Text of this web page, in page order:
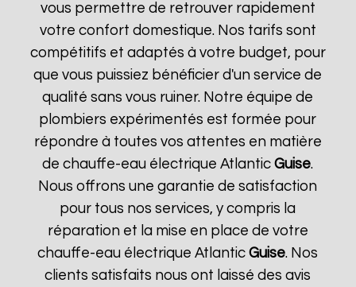
vous permettre de retrouver rapidement
votre confort domestique. Nos tarifs sont
compétitifs et adaptés à votre budget, pour
que vous puissiez bénéficier d'un service de
qualité sans vous ruiner. Notre équipe de
plombiers expérimentés est formée pour
répondre à toutes vos attentes en matière
de chauffe-eau électrique AtlanticGuise.
Nous offrons une garantie de satisfaction
pour tous nos services, y compris la
réparation et la mise en place de votre
chauffe-eau électrique AtlanticGuise. Nos
clients satisfaits nous ont laissé des avis